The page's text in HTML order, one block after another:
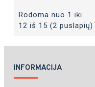
Rodoma nuo 1 iki
12 iš 15 (2 puslapių)
INFORMACIJA